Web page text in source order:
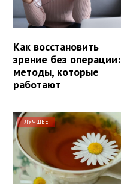
Как восстановить
зрение без операции:
методы, которые
работают
ЛУЧШЕЕ